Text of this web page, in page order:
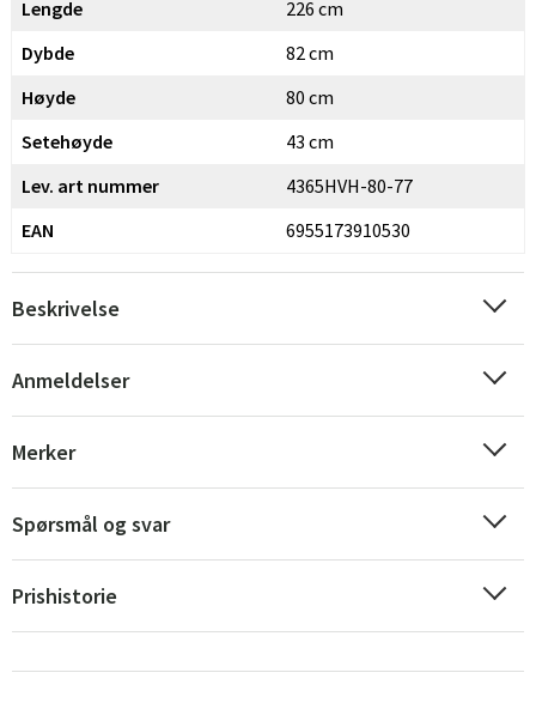
Danmark
Lengde
226 cm
Dybde
82 cm
Høyde
80 cm
Setehøyde
43 cm
Lev. art nummer
4365HVH-80-77
EAN
6955173910530
Beskrivelse
Anmeldelser
Merker
Spørsmål og svar
Prishistorie